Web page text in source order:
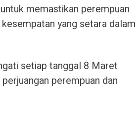
memastikan perempuan
yang setara dalam
setiap tanggal 8 Maret
perempuan dan